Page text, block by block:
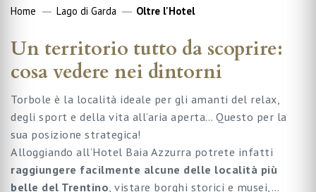
Home Lago di Garda Oltre l'Hotel
Un territorio tutto da scoprire:
cosa vedere nei dintorni
Torbole è la località ideale per gli amanti del relax,
degli sport e della vita all’aria aperta… Questo per la
sua posizione strategica!
Alloggiando all’Hotel Baia Azzurra potrete infatti
raggiungere facilmente alcune delle località più
belle del Trentino , vistare borghi storici e musei,…